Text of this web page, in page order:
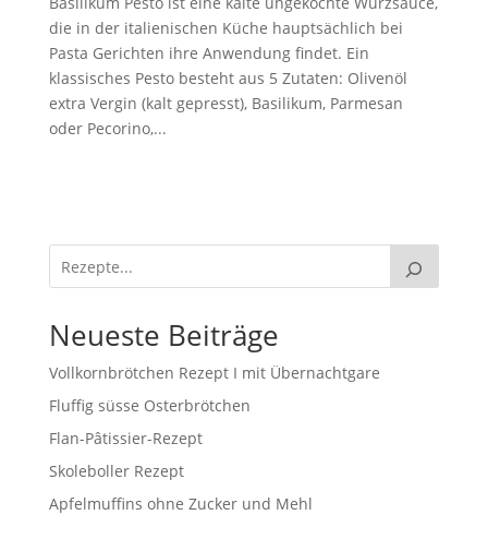
die in der italienischen Küche hauptsächlich bei
Pasta Gerichten ihre Anwendung findet. Ein
klassisches Pesto besteht aus 5 Zutaten: Olivenöl
extra Vergin (kalt gepresst), Basilikum, Parmesan
oder Pecorino,...
Neueste Beiträge
Vollkornbrötchen Rezept I mit Übernachtgare
Fluffig süsse Osterbrötchen
Flan-Pâtissier-Rezept
Skoleboller Rezept
Apfelmuffins ohne Zucker und Mehl